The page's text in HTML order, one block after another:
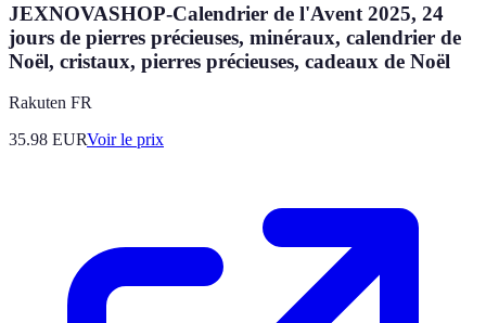
JEXNOVASHOP-Calendrier de l'Avent 2025, 24
jours de pierres précieuses, minéraux, calendrier de
Noël, cristaux, pierres précieuses, cadeaux de Noël
Rakuten FR
35.98 EURVoir le prix